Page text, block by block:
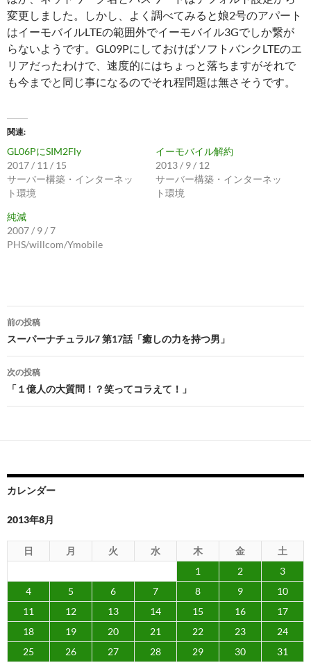
変更しました。しかし、よく調べてみると娘2号のアパート
はイーモバイルLTEの範囲外でイーモバイル3Gでしか繋が
らないようです。GL09PにしておけばソフトバンクLTEのエ
リアだったわけで、速度的にはちょっと落ちますがそれで
も今までと同じ事になるのでそれ程問題は無さそうです。
関連
GL06PにSIM2Fly
2017 / 11 / 15
サーバー構築・インターネッ
ト環境
イーモバイル解約
2013 / 9 / 12
サーバー構築・インターネッ
ト環境
純減
2007 / 9 / 7
PHS/willcom/Ymobile
投
稿
ナ
ビ
ゲ
ー
ョ
ン
前の投稿
スーパーナチュラル7 第17話「癒しの力を持つ男」
次の投稿
「１億人の大質問！？笑ってコラえて！」
カレンダー
2013年8月
日 月 火 水 木 金
土
1
2
3
4
5 6 7 8 9
10
11
12 13 14 15 16
17
18
19 20 21 22 23
24
25
26 27 28 29 30
31